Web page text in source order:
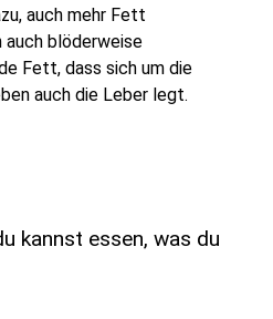
auch mehr Fett
auch blöderweise
Fett, dass sich um die
auch die Leber legt.
kannst essen, was du